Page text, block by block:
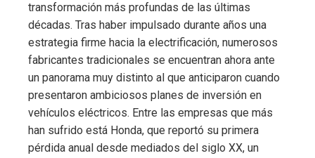
transformación más profundas de las últimas
décadas. Tras haber impulsado durante años una
estrategia firme hacia la electrificación, numerosos
fabricantes tradicionales se encuentran ahora ante
un panorama muy distinto al que anticiparon cuando
presentaron ambiciosos planes de inversión en
vehículos eléctricos. Entre las empresas que más
han sufrido está Honda, que reportó su primera
pérdida anual desde mediados del siglo XX, un